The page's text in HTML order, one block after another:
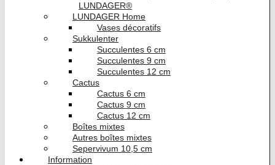
LUNDAGER®
LUNDAGER Home
Vases décoratifs
Sukkulenter
Succulentes 6 cm
Succulentes 9 cm
Succulentes 12 cm
Cactus
Cactus 6 cm
Cactus 9 cm
Cactus 12 cm
Boîtes mixtes
Autres boîtes mixtes
Sepervivum 10,5 cm
Information